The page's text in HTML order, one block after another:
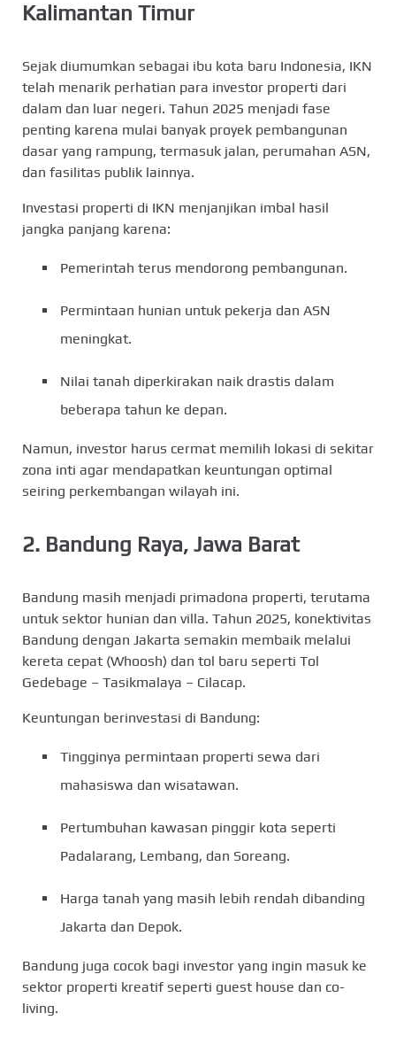
Kalimantan Timur
Sejak diumumkan sebagai ibu kota baru Indonesia, IKN
telah menarik perhatian para investor properti dari
dalam dan luar negeri. Tahun 2025 menjadi fase
penting karena mulai banyak proyek pembangunan
dasar yang rampung, termasuk jalan, perumahan ASN,
dan fasilitas publik lainnya.
Investasi properti di IKN menjanjikan imbal hasil
jangka panjang karena:
Pemerintah terus mendorong pembangunan.
Permintaan hunian untuk pekerja dan ASN
meningkat.
Nilai tanah diperkirakan naik drastis dalam
beberapa tahun ke depan.
Namun, investor harus cermat memilih lokasi di sekitar
zona inti agar mendapatkan keuntungan optimal
seiring perkembangan wilayah ini.
2. Bandung Raya, Jawa Barat
Bandung masih menjadi primadona properti, terutama
untuk sektor hunian dan villa. Tahun 2025, konektivitas
Bandung dengan Jakarta semakin membaik melalui
kereta cepat (Whoosh) dan tol baru seperti Tol
Gedebage – Tasikmalaya – Cilacap.
Keuntungan berinvestasi di Bandung:
Tingginya permintaan properti sewa dari
mahasiswa dan wisatawan.
Pertumbuhan kawasan pinggir kota seperti
Padalarang, Lembang, dan Soreang.
Harga tanah yang masih lebih rendah dibanding
Jakarta dan Depok.
Bandung juga cocok bagi investor yang ingin masuk ke
sektor properti kreatif seperti guest house dan co-
living.